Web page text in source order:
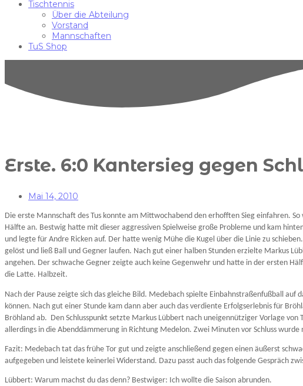
Tischtennis
Über die Abteilung
Vorstand
Mannschaften
TuS Shop
Erste. 6:0 Kantersieg gegen
Mai 14, 2010
Die erste Mannschaft des Tus konnte am Mittwochabend den erhofften Sieg einfahren.
Hälfte an. Bestwig hatte mit dieser aggressiven Spielweise große Probleme und kam
und legte für Andre Ricken auf. Der hatte wenig Mühe die Kugel über die Linie zu
gelöst und ließ Ball und Gegner laufen. Nach gut einer halben Stunden erzielte Markus
angehen. Der schwache Gegner zeigte auch keine Gegenwehr und hatte in der ersten
die Latte. Halbzeit.
Nach der Pause zeigte sich das gleiche Bild. Medebach spielte Einbahnstraßenfußball
können. Nach gut einer Stunde kam dann aber auch das verdiente Erfolgserlebnis für
Bröhland ab. Den Schlusspunkt setzte Markus Lübbert nach uneigennütziger Vorlage
allerdings in die Abenddämmerung in Richtung Medelon. Zwei Minuten vor Schluss
Fazit: Medebach tat das frühe Tor gut und zeigte anschließend gegen einen äußerst
aufgegeben und leistete keinerlei Widerstand. Dazu passt auch das folgende Gespräch
Lübbert: Warum machst du das denn? Bestwiger: Ich wollte die Saison abrunden.